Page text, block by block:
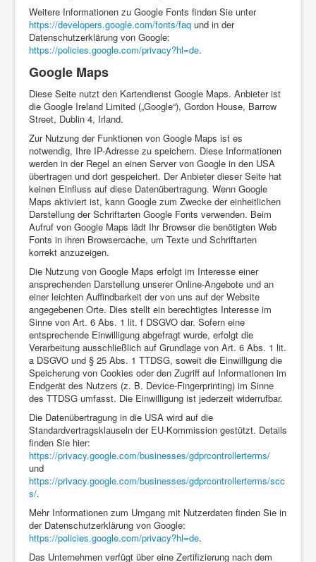
Weitere Informationen zu Google Fonts finden Sie unter
https://developers.google.com/fonts/faq und in der
Datenschutzerklärung von Google:
https://policies.google.com/privacy?hl=de.
Google Maps
Diese Seite nutzt den Kartendienst Google Maps. Anbieter ist
die Google Ireland Limited („Google“), Gordon House, Barrow
Street, Dublin 4, Irland.
Zur Nutzung der Funktionen von Google Maps ist es
notwendig, Ihre IP-Adresse zu speichern. Diese Informationen
werden in der Regel an einen Server von Google in den USA
übertragen und dort gespeichert. Der Anbieter dieser Seite hat
keinen Einfluss auf diese Datenübertragung. Wenn Google
Maps aktiviert ist, kann Google zum Zwecke der einheitlichen
Darstellung der Schriftarten Google Fonts verwenden. Beim
Aufruf von Google Maps lädt Ihr Browser die benötigten Web
Fonts in ihren Browsercache, um Texte und Schriftarten
korrekt anzuzeigen.
Die Nutzung von Google Maps erfolgt im Interesse einer
ansprechenden Darstellung unserer Online-Angebote und an
einer leichten Auffindbarkeit der von uns auf der Website
angegebenen Orte. Dies stellt ein berechtigtes Interesse im
Sinne von Art. 6 Abs. 1 lit. f DSGVO dar. Sofern eine
entsprechende Einwilligung abgefragt wurde, erfolgt die
Verarbeitung ausschließlich auf Grundlage von Art. 6 Abs. 1 lit.
a DSGVO und § 25 Abs. 1 TTDSG, soweit die Einwilligung die
Speicherung von Cookies oder den Zugriff auf Informationen im
Endgerät des Nutzers (z. B. Device-Fingerprinting) im Sinne
des TTDSG umfasst. Die Einwilligung ist jederzeit widerrufbar.
Die Datenübertragung in die USA wird auf die
Standardvertragsklauseln der EU-Kommission gestützt. Details
finden Sie hier:
https://privacy.google.com/businesses/gdprcontrollerterms/
und
https://privacy.google.com/businesses/gdprcontrollerterms/scc
s/.
Mehr Informationen zum Umgang mit Nutzerdaten finden Sie in
der Datenschutzerklärung von Google:
https://policies.google.com/privacy?hl=de.
Das Unternehmen verfügt über eine Zertifizierung nach dem